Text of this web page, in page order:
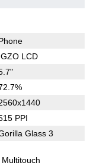
LCD
PPI
Glass 3
Multitouch